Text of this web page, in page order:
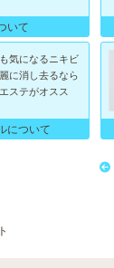
いて
気になるニキビ
に消し去るなら
ステがオスス
について